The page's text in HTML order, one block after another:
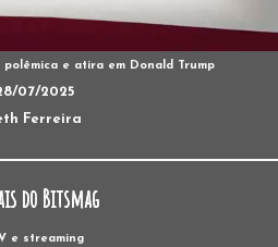
e atira em Donald Trump
07/2025
Ferreira
do Bitsmag
e streaming